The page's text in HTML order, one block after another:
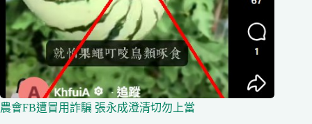
農會FB遭冒用詐騙 張永成澄清切勿上當